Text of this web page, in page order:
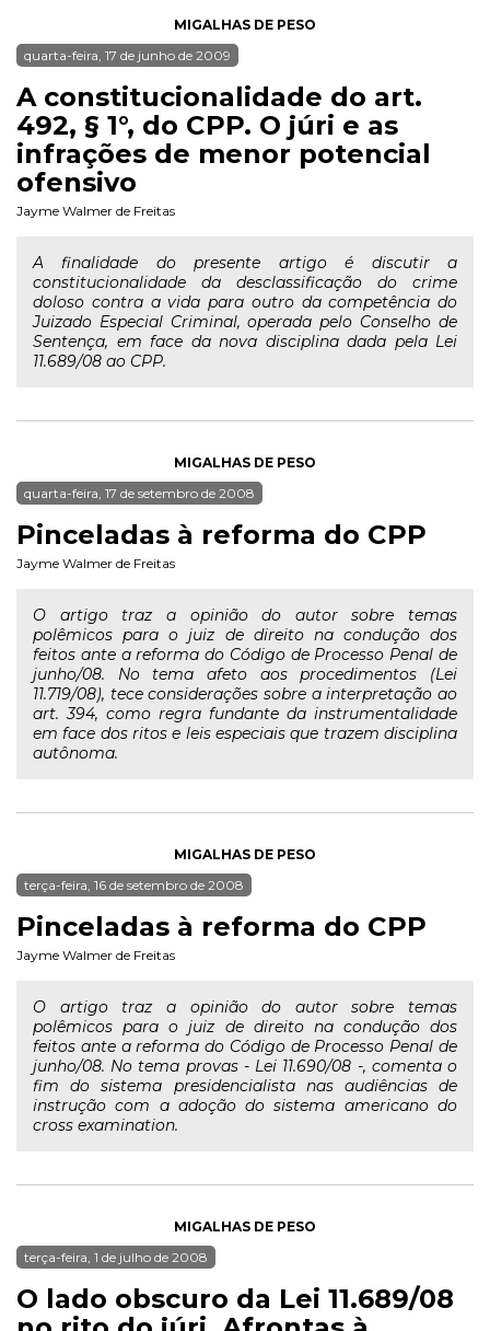
MIGALHAS DE PESO
quarta-feira, 17 de junho de 2009
A constitucionalidade do art.
492, § 1°, do CPP. O júri e as
infrações de menor potencial
ofensivo
Jayme Walmer de Freitas
A finalidade do presente artigo é discutir a
constitucionalidade da desclassificação do crime
doloso contra a vida para outro da competência do
Juizado Especial Criminal, operada pelo Conselho de
Sentença, em face da nova disciplina dada pela Lei
11.689/08 ao CPP.
MIGALHAS DE PESO
quarta-feira, 17 de setembro de 2008
Pinceladas à reforma do CPP
Jayme Walmer de Freitas
O artigo traz a opinião do autor sobre temas
polêmicos para o juiz de direito na condução dos
feitos ante a reforma do Código de Processo Penal de
junho/08. No tema afeto aos procedimentos (Lei
11.719/08), tece considerações sobre a interpretação ao
art. 394, como regra fundante da instrumentalidade
em face dos ritos e leis especiais que trazem disciplina
autônoma.
MIGALHAS DE PESO
terça-feira, 16 de setembro de 2008
Pinceladas à reforma do CPP
Jayme Walmer de Freitas
O artigo traz a opinião do autor sobre temas
polêmicos para o juiz de direito na condução dos
feitos ante a reforma do Código de Processo Penal de
junho/08. No tema provas - Lei 11.690/08 -, comenta o
fim do sistema presidencialista nas audiências de
instrução com a adoção do sistema americano do
cross examination.
MIGALHAS DE PESO
terça-feira, 1 de julho de 2008
O lado obscuro da Lei 11.689/08